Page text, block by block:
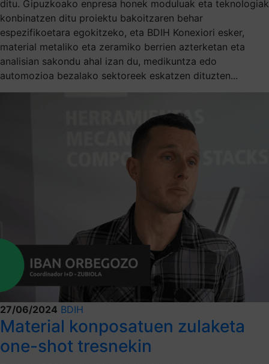
ditu. Gipuzkoako enpresa honek moduluak eta teknologiak
konbinatzen ditu proiektu bakoitzaren behar
espezifikoetara egokitzeko, eta BDIH Konexiori esker,
material metaliko eta zeramiko berrien azterketan eta
analisian sakondu ahal izan du, medikuntza edo
automozioa bezalako sektoreek eskatzen dituzten...
27/06/2024 BDIH
Material konposatuen zulaketa
one-shot tresnekin